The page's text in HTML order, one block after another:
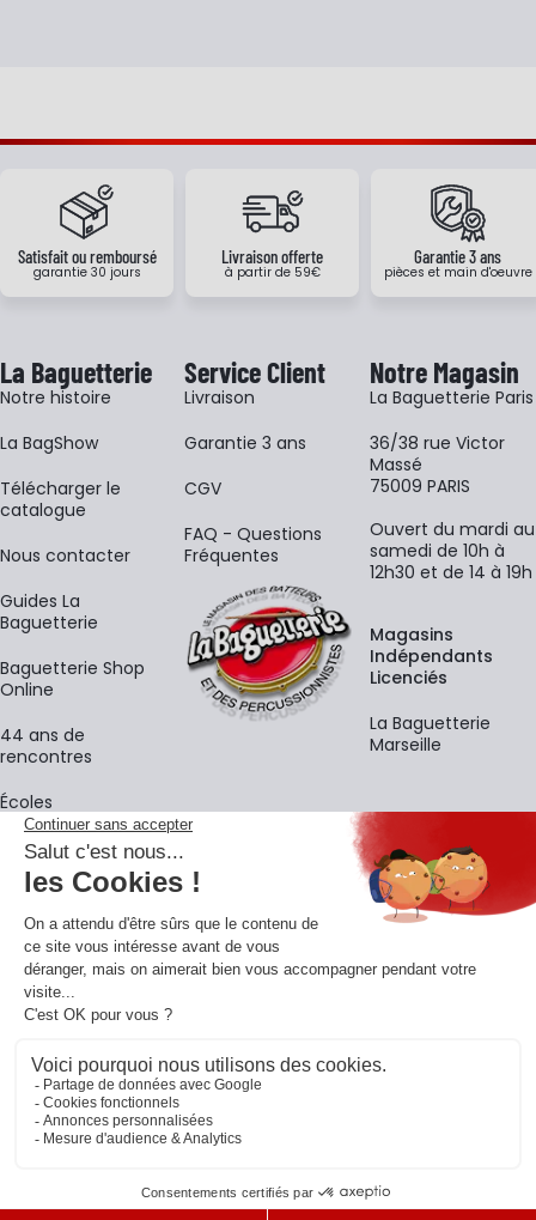
Satisfait ou remboursé
garantie 30 jours
Livraison offerte
à partir de 59€
Garantie 3 ans
pièces et main d'oeuvre
La Baguetterie
Notre histoire
La BagShow
​Télécharger le
catalogue
Nous contacter
Guides La
Baguetterie
Baguetterie Shop
Online
44 ans de
rencontres
Écoles
Service Client
Livraison
Garantie 3 ans
CGV
FAQ - Questions
Fréquentes
Notre Magasin
La Baguetterie Paris
36/38 rue Victor
Massé
75009 PARIS
Ouvert du mardi au
samedi de 10h à
12h30 et de 14 à 19h
Magasins
Indépendants
Licenciés
La Baguetterie
Marseille
La newsletter
Adresse e-mail
En vous inscrivant à notre newsletter, vous acceptez notre
confidentialité.
Retrouvons-nous sur